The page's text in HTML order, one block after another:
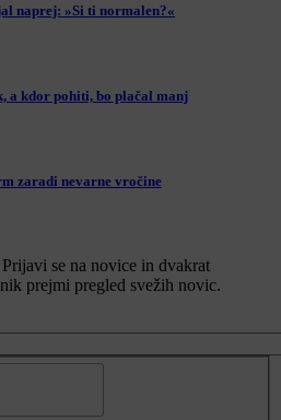
naprej: »Si ti normalen?«
a kdor pohiti, bo plačal manj
zaradi nevarne vročine
se na novice in dvakrat
prejmi pregled svežih novic.